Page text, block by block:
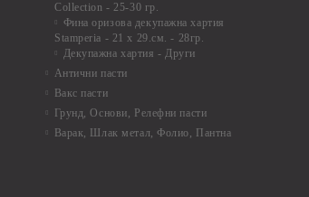
Collection - 25-30 гр.
Фина оризова декупажна хартия
Stamperia - 21 х 29.см. - 28гр.
Декупажна хартия - Други
Антични пасти
Вакс пасти
Грунд, Основи, Релефни пасти
Варак, Шлак метал, Фолио, Пантна